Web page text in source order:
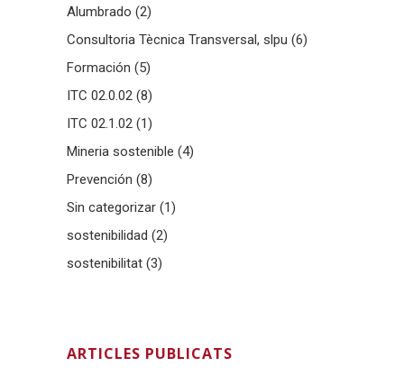
Alumbrado (2)
Consultoria Tècnica Transversal, slpu (6)
Formación (5)
ITC 02.0.02 (8)
ITC 02.1.02 (1)
Mineria sostenible (4)
Prevención (8)
Sin categorizar (1)
sostenibilidad (2)
sostenibilitat (3)
ARTICLES PUBLICATS